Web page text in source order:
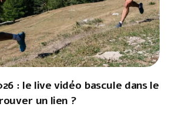
: le live vidéo bascule dans le
un lien ?